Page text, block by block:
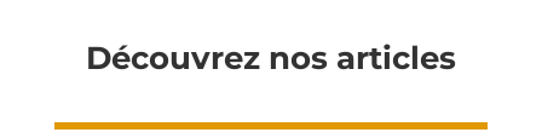
Découvrez nos articles